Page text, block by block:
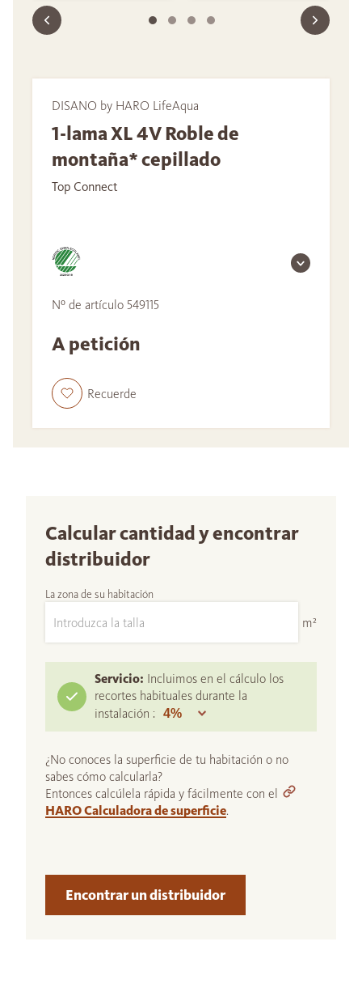
DISANO by HARO LifeAqua
1-lama XL 4V Roble de
montaña* cepillado
Top Connect
Nº de artículo 549115
A petición
Recuerde
Calcular cantidad y encontrar
distribuidor
La zona de su habitación
m²
Servicio: Incluimos en el cálculo los
recortes habituales durante la
instalación :
¿No conoces la superficie de tu habitación o no
sabes cómo calcularla?
Entonces calcúlela rápida y fácilmente con el
HARO Calculadora de superficie.
Encontrar un distribuidor